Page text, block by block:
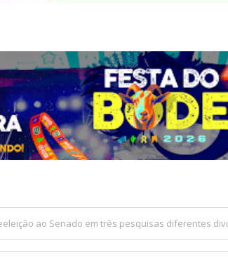
ao Senado em três pesquisas diferentes